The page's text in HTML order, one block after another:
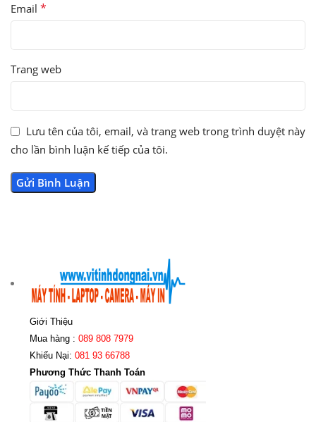
Email *
Trang web
Lưu tên của tôi, email, và trang web trong trình duyệt này
cho lần bình luận kế tiếp của tôi.
Giới Thiệu
Mua hàng : 089 808 7979
Khiếu Nại: 081 93 66788
Phương Thức Thanh Toán